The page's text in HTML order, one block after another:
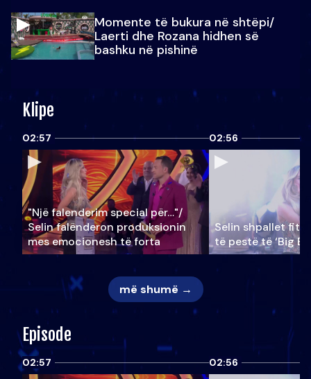
Momente të bukura në shtëpi/
Laerti dhe Rozana hidhen së
bashku në pishinë
Klipe
02:57
"Një falenderim special për…"/
Selin falënderon produksionin
mes emocionesh të forta
02:56
Selin shpallet
të pestë të ‘Big
më shumë →
Episode
02:57 02:56